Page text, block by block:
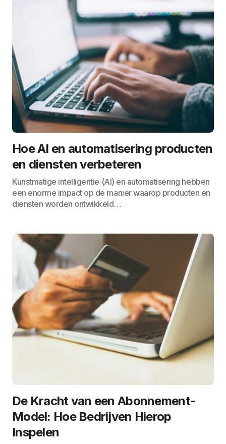
Hoe AI en automatisering producten
en diensten verbeteren
Kunstmatige intelligentie (AI) en automatisering hebben
een enorme impact op de manier waarop producten en
diensten worden ontwikkeld…
De Kracht van een Abonnement-
Model: Hoe Bedrijven Hierop
Inspelen